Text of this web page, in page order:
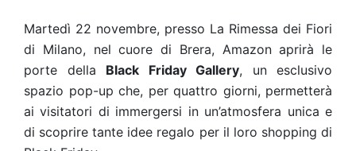
Martedì 22 novembre, presso La Rimessa dei Fiori
di Milano, nel cuore di Brera, Amazon aprirà le
porte della
Black Friday Gallery, un esclusivo
spazio pop-up che, per quattro giorni, permetterà
ai visitatori di immergersi in un’atmosfera unica e
di scoprire tante idee regalo per il loro shopping di